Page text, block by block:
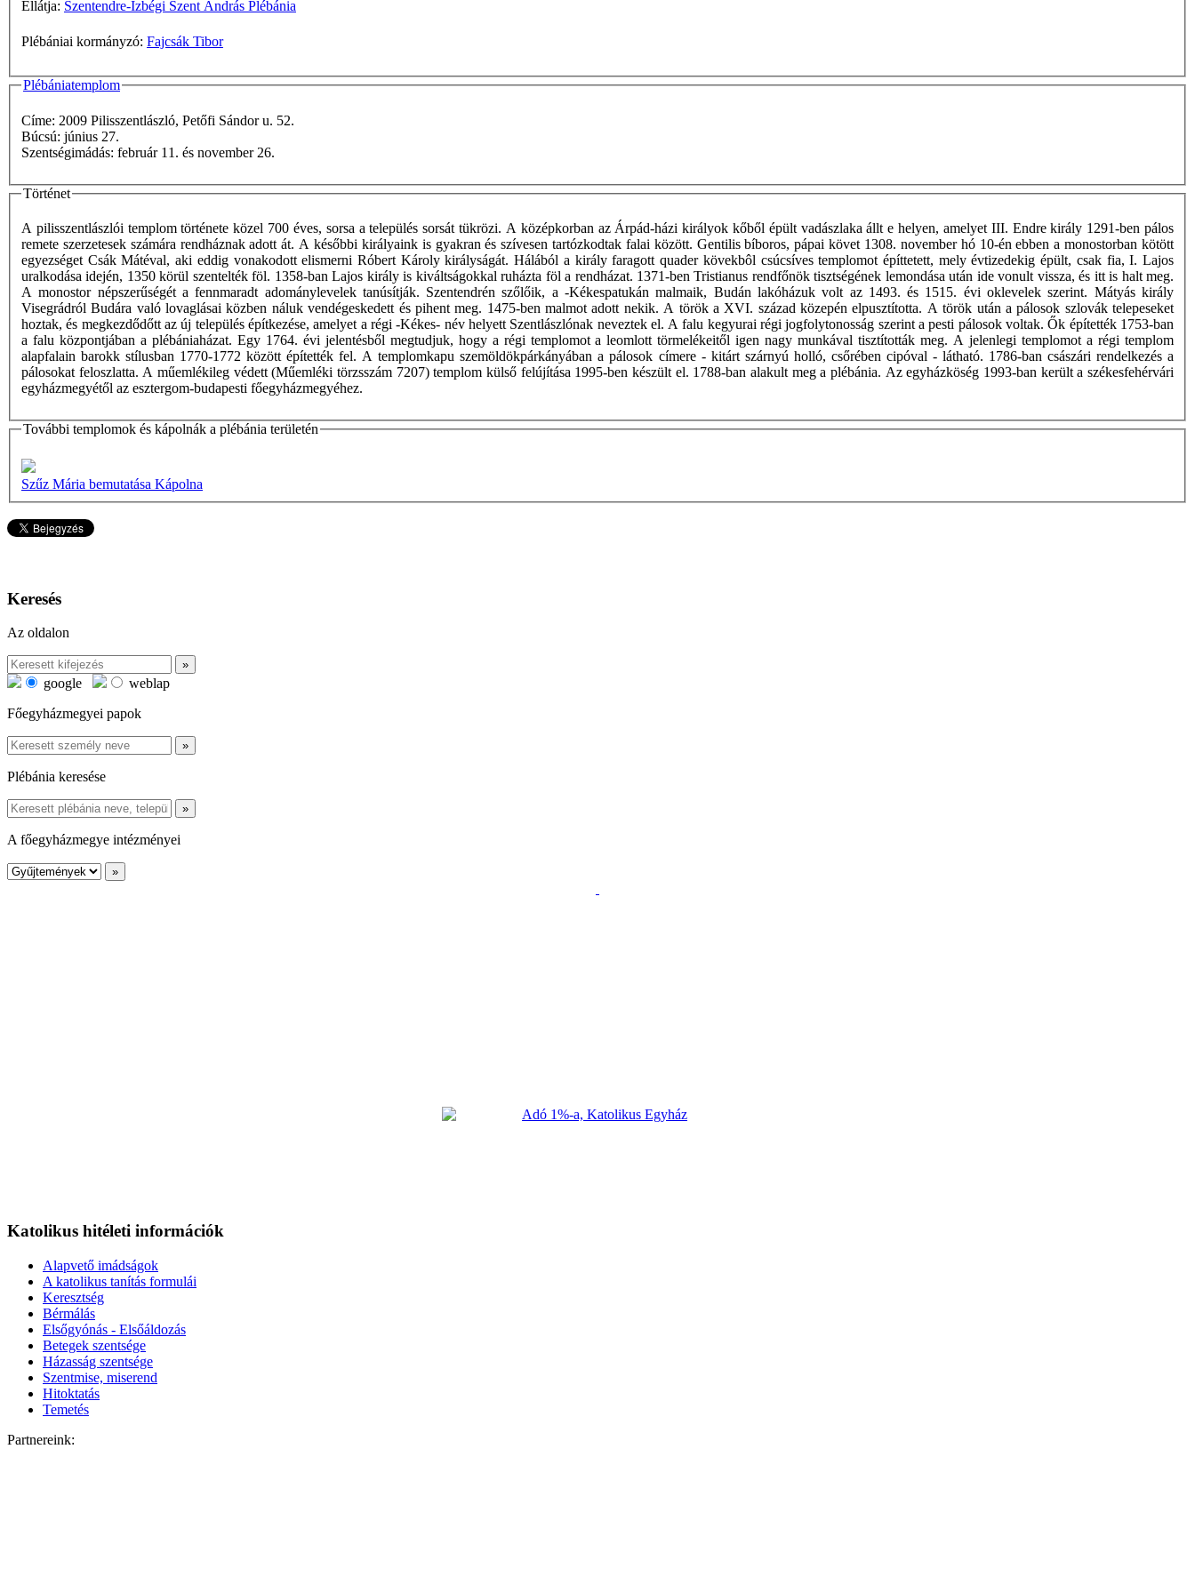
Ellátja: Szentendre-Izbégi Szent András Plébánia
Plébániai kormányzó: Fajcsák Tibor
Plébániatemplom
Címe: 2009 Pilisszentlászló, Petőfi Sándor u. 52.
Búcsú: június 27.
Szentségimádás: február 11. és november 26.
Történet
A pilisszentlászlói templom története közel 700 éves, sorsa a település sorsát tükrözi. A középkorban az Árpád-házi királyok kőből épült vadászlaka állt e helyen, amelyet III. Endre király 1291-ben pálos
remete szerzetesek számára rendháznak adott át. A későbbi királyaink is gyakran és szívesen tartózkodtak falai között. Gentilis bíboros, pápai követ 1308. november hó 10-én ebben a monostorban kötött
egyezséget Csák Mátéval, aki eddig vonakodott elismerni Róbert Károly királyságát. Hálából a király faragott quader kövekbôl csúcsíves templomot építtetett, mely évtizedekig épült, csak fia, I. Lajos
uralkodása idején, 1350 körül szentelték föl. 1358-ban Lajos király is kiváltságokkal ruházta föl a rendházat. 1371-ben Tristianus rendfőnök tisztségének lemondása után ide vonult vissza, és itt is halt meg.
A monostor népszerűségét a fennmaradt adománylevelek tanúsítják. Szentendrén szőlőik, a -Kékespatukán malmaik, Budán lakóházuk volt az 1493. és 1515. évi oklevelek szerint. Mátyás király
Visegrádról Budára való lovaglásai közben náluk vendégeskedett és pihent meg. 1475-ben malmot adott nekik. A török a XVI. század közepén elpusztította. A török után a pálosok szlovák telepeseket
hoztak, és megkezdődőtt az új település építkezése, amelyet a régi -Kékes- név helyett Szentlászlónak neveztek el. A falu kegyurai régi jogfolytonosság szerint a pesti pálosok voltak. Ők építették 1753-ban
a falu központjában a plébániaházat. Egy 1764. évi jelentésből megtudjuk, hogy a régi templomot a leomlott törmelékeitől igen nagy munkával tisztították meg. A jelenlegi templomot a régi templom
alapfalain barokk stílusban 1770-1772 között építették fel. A templomkapu szemöldökpárkányában a pálosok címere - kitárt szárnyú holló, csőrében cipóval - látható. 1786-ban császári rendelkezés a
pálosokat feloszlatta. A műemlékileg védett (Műemléki törzsszám 7207) templom külső felújítása 1995-ben készült el. 1788-ban alakult meg a plébánia. Az egyházköség 1993-ban került a székesfehérvári
egyházmegyétől az esztergom-budapesti főegyházmegyéhez.
További templomok és kápolnák a plébánia területén
Szűz Mária bemutatása Kápolna
Keresés
Az oldalon
google
weblap
Főegyházmegyei papok
Plébánia keresése
A főegyházmegye intézményei
Katolikus hitéleti információk
Alapvető imádságok
A katolikus tanítás formulái
Keresztség
Bérmálás
Elsőgyónás - Elsőáldozás
Betegek szentsége
Házasság szentsége
Szentmise, miserend
Hitoktatás
Temetés
Partnereink: